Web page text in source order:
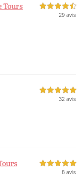
Tours 4,5 étoiles sur 5
29 avis
5,0 étoiles sur 5
32 avis
5,0 étoiles sur 5
8 avis